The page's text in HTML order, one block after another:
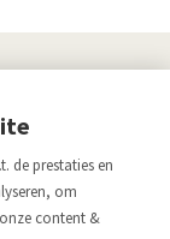
de prestaties en
om
content &